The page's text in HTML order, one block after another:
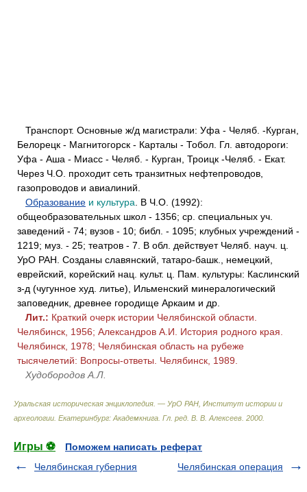
Транспорт. Основные ж/д магистрали: Уфа - Челяб. -Курган,
Белорецк - Магнитогорск - Карталы - Тобол. Гл. автодороги:
Уфа - Аша - Миасс - Челяб. - Курган, Троицк -Челяб. - Екат.
Через Ч.О. проходит сеть транзитных нефтепроводов,
газопроводов и авиалиний.
Образование и культура . В Ч.О. (1992):
общеобразовательных школ - 1356; ср. специальных уч.
заведений - 74; вузов - 10; библ. - 1095; клубных учреждений -
1219; муз. - 25; театров - 7. В обл. действует Челяб. науч. ц.
УрО РАН. Созданы славянский, татаро-башк., немецкий,
еврейский, корейский нац. культ. ц. Пам. культуры: Каслинский
з-д (чугунное худ. литье), Ильменский минералогический
заповедник, древнее городище Аркаим и др.
Лит.: Краткий очерк истории Челябинской области.
Челябинск, 1956; Александров А.И. История родного края.
Челябинск, 1978; Челябинская область на рубеже
тысячелетий: Вопросы-ответы. Челябинск, 1989.
Худобородов А.Л.
Уральская историческая энциклопедия. — УрО РАН, Институт истории и
археологии. Екатеринбург: Академкнига Гл. ред. В. В. Алексеев 2000
Игры ⚽
Поможем написать реферат
Челябинская губерния
Челябинская операция